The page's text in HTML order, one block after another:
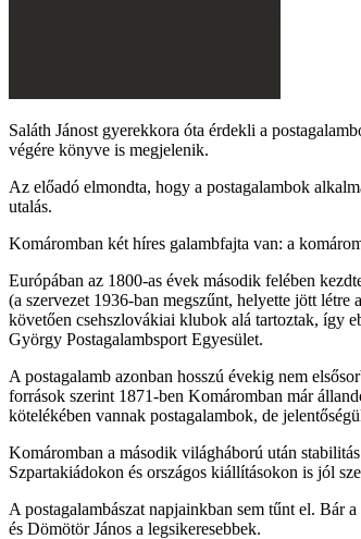
Saláth Jánost gyerekkora óta érdekli a
végére könyve is megjelenik.
Az előadó elmondta, hogy a postagalambok
utalás.
Komáromban két híres galambfajta van: a
Európában az 1800-as évek második felében
(a szervezet 1936-ban megszűnt, helyette jött
követően csehszlovákiai klubok alá tartoztak, így
György Postagalambsport Egyesület.
A postagalamb azonban hosszú évekig nem
források szerint 1871-ben Komáromban már
kötelékében vannak postagalambok, de
Komáromban a második világháború után
Szpartakiádokon és országos kiállításokon is jól
A postagalambászat napjainkban sem tűnt el.
és Dömötör János a legsikeresebbek.